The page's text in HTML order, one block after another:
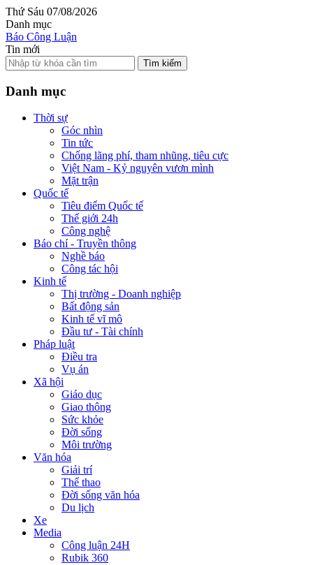
Thứ Sáu 07/08/2026
Danh mục
Báo Công Luận
Tin mới
Tìm kiếm
Danh mục
Thời sự
Góc nhìn
Tin tức
Chống lãng phí, tham nhũng, tiêu cực
Việt Nam - Kỷ nguyên vươn mình
Mặt trận
Quốc tế
Tiêu điểm Quốc tế
Thế giới 24h
Công nghệ
Báo chí - Truyền thông
Nghề báo
Công tác hội
Kinh tế
Thị trường - Doanh nghiệp
Bất động sản
Kinh tế vĩ mô
Đầu tư - Tài chính
Pháp luật
Điều tra
Vụ án
Xã hội
Giáo dục
Giao thông
Sức khỏe
Đời sống
Môi trường
Văn hóa
Giải trí
Thể thao
Đời sống văn hóa
Du lịch
Xe
Media
Công luận 24H
Rubik 360